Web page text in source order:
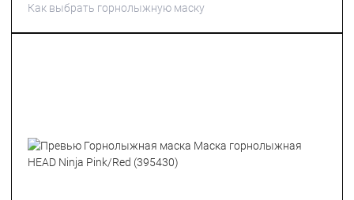
Как выбрать горнолыжную маску